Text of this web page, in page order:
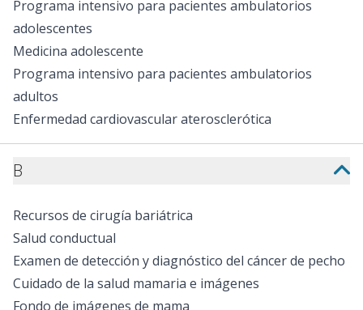
Programa intensivo para pacientes ambulatorios
adolescentes
Medicina adolescente
Programa intensivo para pacientes ambulatorios
adultos
Enfermedad cardiovascular aterosclerótica
B
Recursos de cirugía bariátrica
Salud conductual
Examen de detección y diagnóstico del cáncer de pecho
Cuidado de la salud mamaria e imágenes
Fondo de imágenes de mama